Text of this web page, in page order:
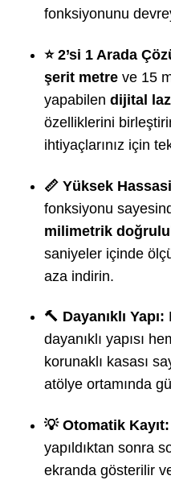
fonksiyonunu
⭐ 2’si 1 Arada
şerit metre ve 15
yapabilendijital
özelliklerini
ihtiyaçlarınız için
📏 Yüksek
fonksiyonu
milimetrik
saniyeler içinde
aza indirin.
🔨 Dayanıklı Yapı:
dayanıklı yapısı
korunaklı kasası
atölye ortamında
💡 Otomatik Kayıt:
yapıldıktan sonra
ekranda gösterilir